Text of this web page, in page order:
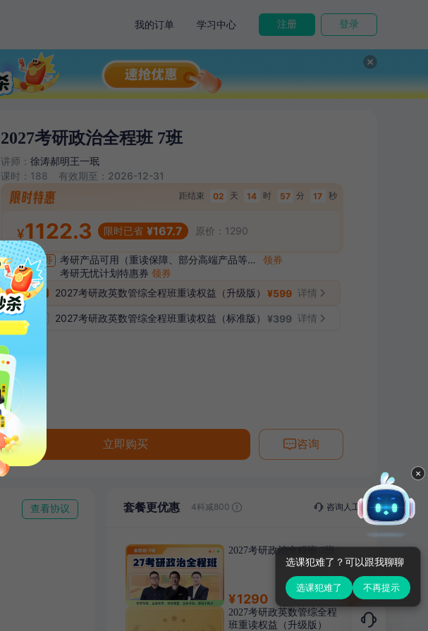
我的订单 学习中心 注册 登录
2027考研政治全程班 7班
讲师 ： 徐涛郝明王一珉
课时： 188 有效期至： 2026-12-31
距结束 02 天 14 时 57 分 16 秒
¥1122.3 ¥167.7 原价： 1290
优惠： 领券 考研产品可用（重读保障、部分高端产品等除外）
领券
考研无忧计划特惠券 领券
保障： 2027考研政英数管综全程班重读权益（升级版） ¥599 详情
2027考研政英数管综全程班重读权益（标准版） ¥399 详情
立即购买 咨询
查看协议 套餐更优惠
2科减200
咨询人工
2027考研政治全程班 7班
1290
2027考研政英数管综全程
班重读权益（升级版）
×
选课犯难了？可以跟我聊聊
选课犯难了 不再提示